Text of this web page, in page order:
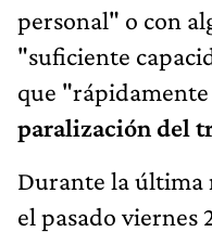
personal" o con
"suficiente
que
paralización del
Durante la última
el pasado viernes